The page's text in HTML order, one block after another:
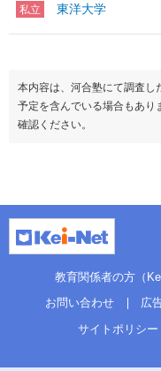
私立 東洋大学
本内容は、河合塾にて調査し
予定を含んでいる場合もあり
確認ください。
教育関係者の方（
お問い合わせ
広
サイトポリシー